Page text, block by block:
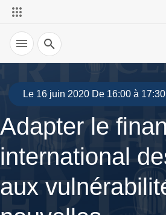
Recherche
Le 16 juin 2020 De 16:00 à 17:30
Adapter le
international
aux